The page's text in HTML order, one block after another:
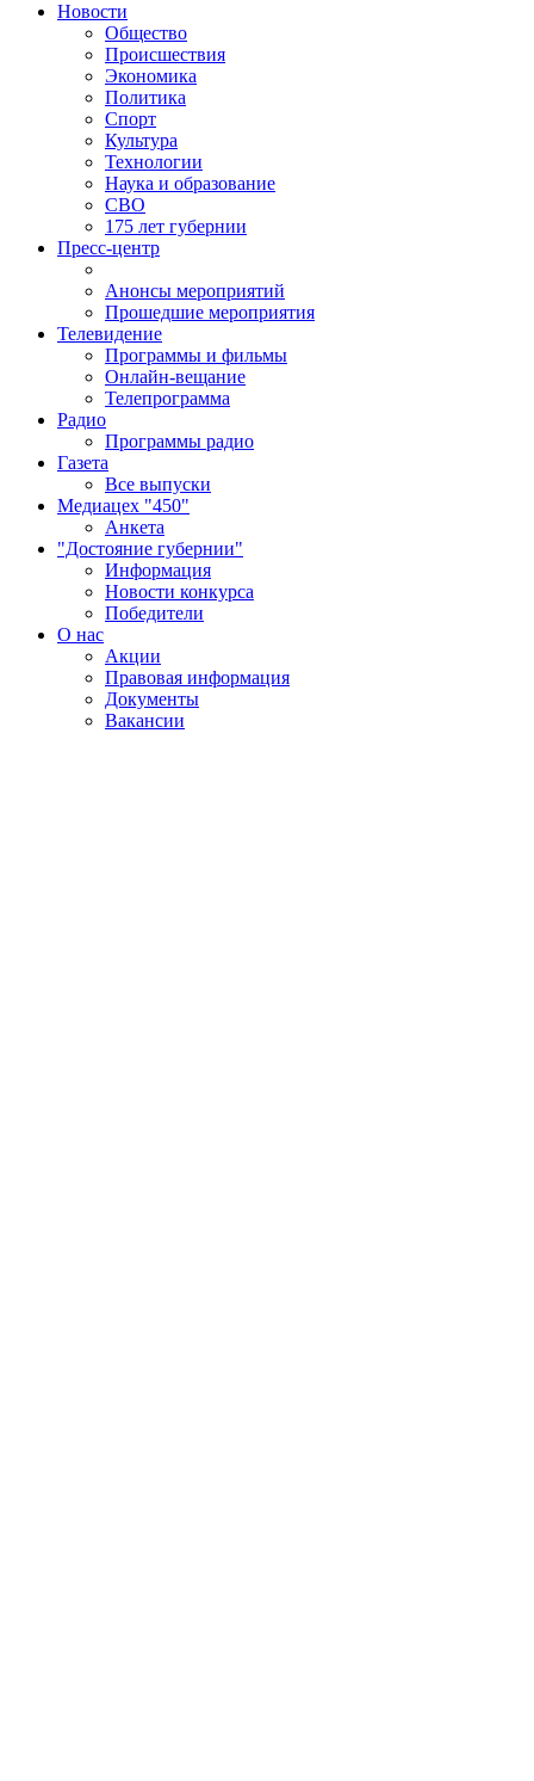
Новости
Общество
Происшествия
Экономика
Политика
Спорт
Культура
Технологии
Наука и образование
СВО
175 лет губернии
Пресс-центр
Анонсы мероприятий
Прошедшие мероприятия
Телевидение
Программы и фильмы
Онлайн-вещание
Телепрограмма
Радио
Программы радио
Газета
Все выпуски
Медиацех "450"
Анкета
"Достояние губернии"
Информация
Новости конкурса
Победители
О нас
Акции
Правовая информация
Документы
Вакансии